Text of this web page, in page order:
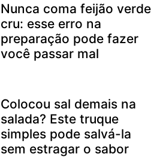
Nunca coma feijão verde
cru: esse erro na
preparação pode fazer
você passar mal
Colocou sal demais na
salada? Este truque
simples pode salvá-la
sem estragar o sabor